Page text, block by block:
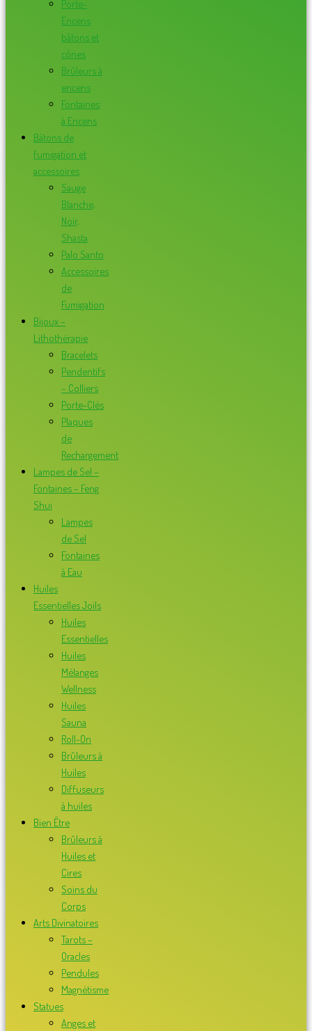
Porte-
Encens
bâtons et
cônes
Brûleurs à
encens
Fontaines
à Encens
Bâtons de
fumigation et
accessoires
Sauge
Blanche,
Noir,
Shasta
Palo Santo
Accessoires
de
Fumigation
Bijoux –
Lithothérapie
Bracelets
Pendentifs
– Colliers
Porte-Clés
Plaques
de
Rechargement
Lampes de Sel –
Fontaines – Feng
Shui
Lampes
de Sel
Fontaines
à Eau
Huiles
Essentielles Joils
Huiles
Essentielles
Huiles
Mélanges
Wellness
Huiles
Sauna
Roll-On
Brûleurs à
Huiles
Diffuseurs
à huiles
Bien Être
Brûleurs à
Huiles et
Cires
Soins du
Corps
Arts Divinatoires
Tarots –
Oracles
Pendules
Magnétisme
Statues
Anges et